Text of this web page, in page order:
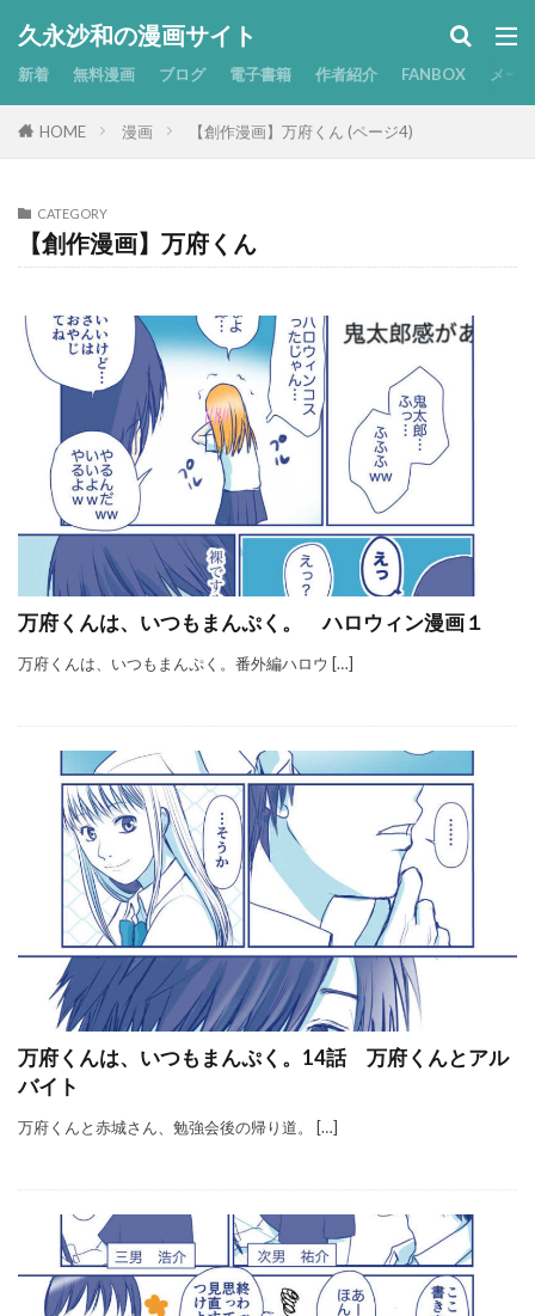
久永沙和の漫画サイト
新着 無料漫画 ブログ 電子書籍 作者紹介 FANBOX メール
HOME 漫画 【創作漫画】万府くん (ページ4)
CATEGORY
【創作漫画】万府くん
万府くんは、いつもまんぷく。 ハロウィン漫画１
万府くんは、いつもまんぷく。番外編ハロウ […]
万府くんは、いつもまんぷく。14話 万府くんとアル
バイト
万府くんと赤城さん、勉強会後の帰り道。 […]